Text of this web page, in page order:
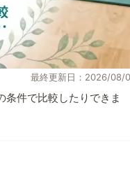
最終更新日：2026/08/
件で比較したりできま